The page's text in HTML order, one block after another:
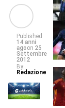
Published
14 anni
agoon 25
Settembre
2012
By
Redazione